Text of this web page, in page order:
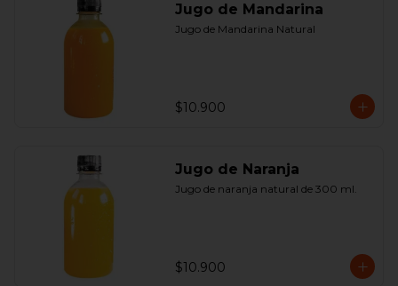
Jugo de Mandarina
Jugo de Mandarina Natural
$10.900
Jugo de Naranja
Jugo de naranja natural de 300 ml.
$10.900